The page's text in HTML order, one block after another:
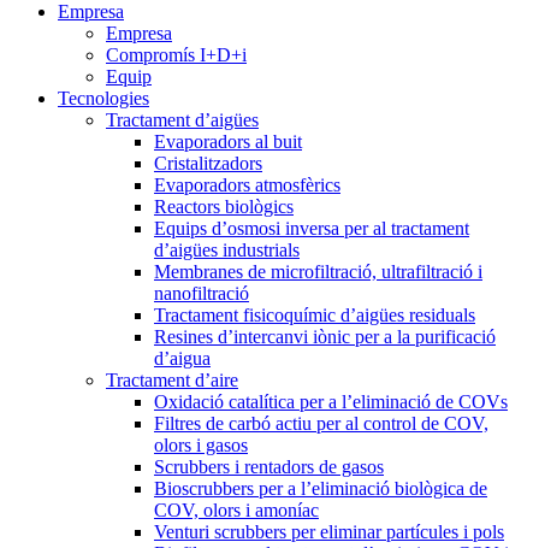
Empresa
Empresa
Compromís I+D+i
Equip
Tecnologies
Tractament d’aigües
Evaporadors al buit
Cristalitzadors
Evaporadors atmosfèrics
Reactors biològics
Equips d’osmosi inversa per al tractament
d’aigües industrials
Membranes de microfiltració, ultrafiltració i
nanofiltració
Tractament fisicoquímic d’aigües residuals
Resines d’intercanvi iònic per a la purificació
d’aigua
Tractament d’aire
Oxidació catalítica per a l’eliminació de COVs
Filtres de carbó actiu per al control de COV,
olors i gasos
Scrubbers i rentadors de gasos
Bioscrubbers per a l’eliminació biològica de
COV, olors i amoníac
Venturi scrubbers per eliminar partícules i pols